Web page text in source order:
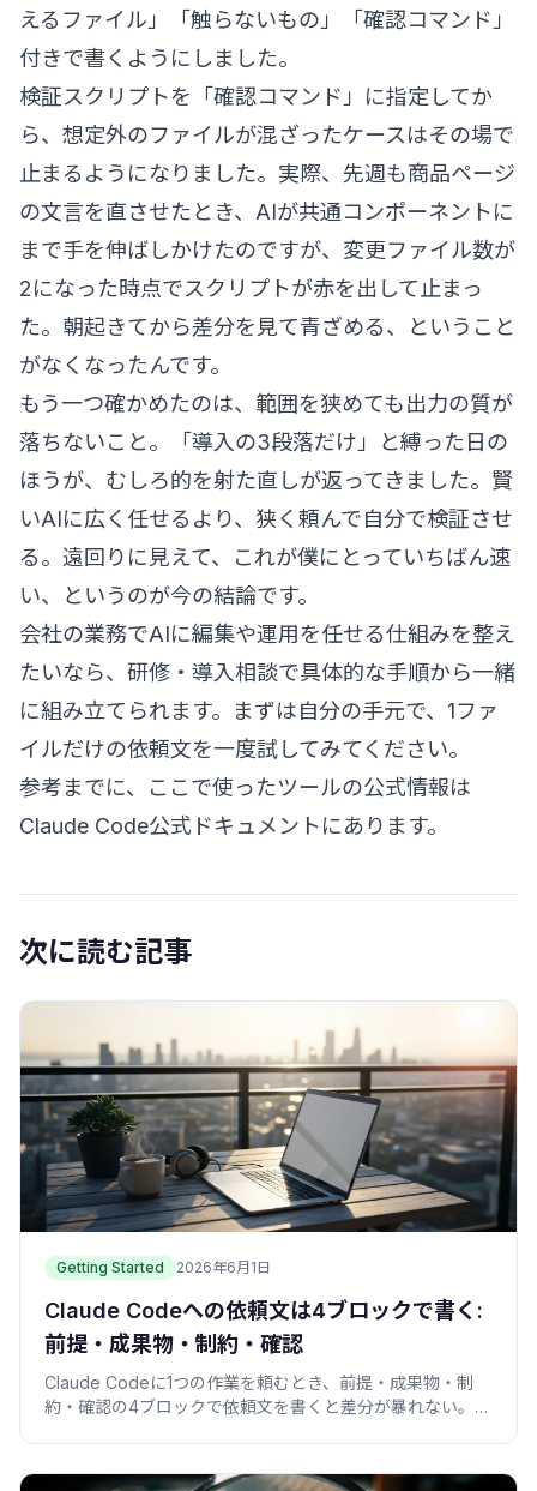
えるファイル」「触らないもの」「確認コマンド」
付きで書くようにしました。
検証スクリプトを「確認コマンド」に指定してか
ら、想定外のファイルが混ざったケースはその場で
止まるようになりました。実際、先週も商品ページ
の文言を直させたとき、AIが共通コンポーネントに
まで手を伸ばしかけたのですが、変更ファイル数が
2になった時点でスクリプトが赤を出して止まっ
た。朝起きてから差分を見て青ざめる、ということ
がなくなったんです。
もう一つ確かめたのは、範囲を狭めても出力の質が
落ちないこと。「導入の3段落だけ」と縛った日の
ほうが、むしろ的を射た直しが返ってきました。賢
いAIに広く任せるより、狭く頼んで自分で検証させ
る。遠回りに見えて、これが僕にとっていちばん速
い、というのが今の結論です。
会社の業務でAIに編集や運用を任せる仕組みを整え
たいなら、 研修・導入相談で具体的な手順から一緒
に組み立てられます。まずは自分の手元で、1ファ
イルだけの依頼文を一度試してみてください。
参考までに、ここで使ったツールの公式情報は
Claude Code公式ドキュメント にあります。
次に読む記事
Getting Started 2026年6月1日
Claude Codeへの依頼文は4ブロックで書く:
前提・成果物・制約・確認
Claude Codeに1つの作業を頼むとき、前提・成果物・制
約・確認の4ブロックで依頼文を書くと差分が暴れない。コ